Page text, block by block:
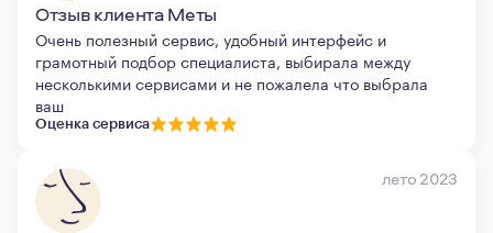
Отзыв клиента Меты
Очень полезный сервис, удобный интерфейс и
грамотный подбор специалиста, выбирала между
несколькими сервисами и не пожалела что выбрала
ваш
Оценка сервиса
лето 2023